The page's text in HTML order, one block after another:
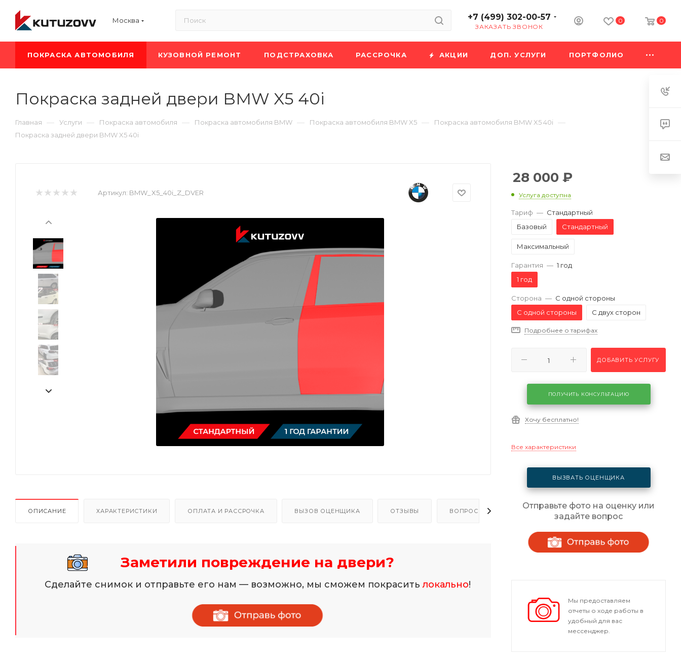
Москва +7 (499) 302-00-57
ЗАКАЗАТЬ ЗВОНОК
0 0
ПОКРАСКА АВТОМОБИЛЯ КУЗОВНОЙ РЕМОНТ ПОДСТРАХОВКА РАССРОЧКА АКЦИИ ДОП. УСЛУГИ ПОРТФОЛИО
Покраска задней двери BMW X5 40i
Главная — Услуги — Покраска автомобиля — Покраска автомобиля BMW — Покраска автомобиля BMW X5 — Покраска автомобиля BMW X5 40i —
Покраска задней двери BMW X5 40i
Артикул: BMW_X5_40i_Z_DVER
ОПИСАНИЕ ХАРАКТЕРИСТИКИ ОПЛАТА И РАССРОЧКА ВЫЗОВ ОЦЕНЩИКА ОТЗЫВЫ ВОПРОСЫ - ОТВЕТЫ
Заметили повреждение на двери?
Сделайте снимок и отправьте его нам — возможно, мы сможем покраситьлокально!
28 000 ₽
Услуга доступна
Тариф — Стандартный
Базовый
Стандартный
Максимальный
Гарантия — 1 год
1 год
Сторона — С одной стороны
С одной стороны
С двух сторон
Подробнее о тарифах
ДОБАВИТЬ УСЛУГУ
ПОЛУЧИТЬ КОНСУЛЬТАЦИЮ
Хочу бесплатно!
Все характеристики
ВЫЗВАТЬ ОЦЕНЩИКА
Отправьте фото на оценку или
задайте вопрос
Мы предоставляем
отчеты о ходе работы в
удобный для вас
мессенджер.